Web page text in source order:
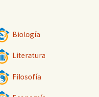
Biología
Literatura
Filosofía